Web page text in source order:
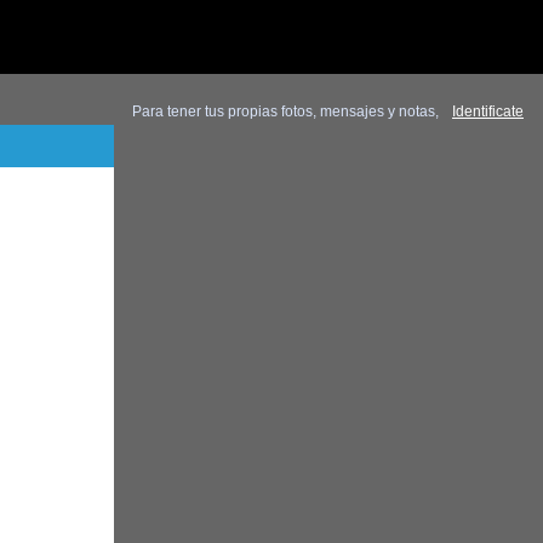
Para tener tus propias fotos, mensajes y notas,
Identificate